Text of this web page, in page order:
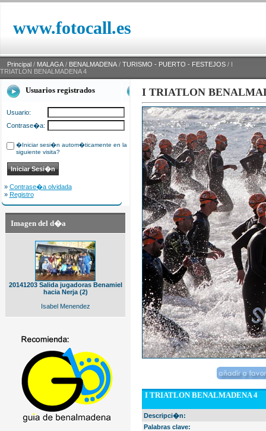
www.fotocall.es
Principal / MALAGA / BENALMADENA / TURISMO - PUERTO - FESTEJOS / I
TRIATLON BENALMADENA 4
Usuarios registrados
Usuario:
Contrase�a:
�Iniciar sesi�n autom�ticamente en la
siguiente visita?
» Contrase�a olvidada
» Registro
Imagen del d�a
20141203 Salida jugadoras Benamiel
hacia Nerja (2)
Isabel Menendez
I TRIATLON
I TRIATLON BENALMADENA 4
Descripci�n:
Palabras clave: